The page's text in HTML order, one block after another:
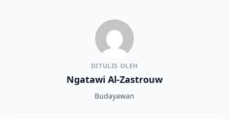
DITULIS OLEH
Ngatawi Al-Zastrouw
Budayawan